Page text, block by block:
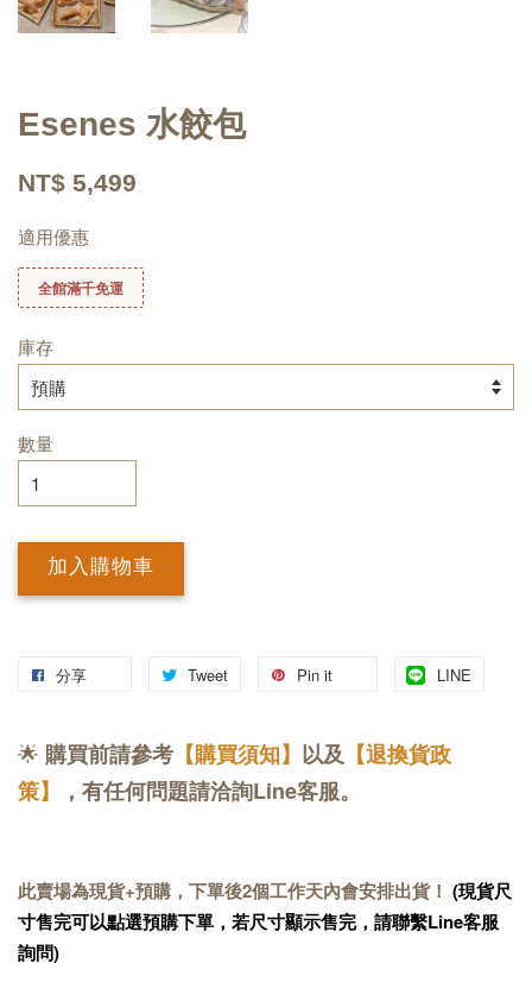
Esenes 水餃包
NT$ 5,499
適用優惠
全館滿千免運
庫存
數量
加入購物車
分享 Tweet Pin it LINE
🌟 購買前請參考 【購買須知】 以及 【退換貨政
策】
，有任何問題請洽詢Line客服。
此賣場為現貨+預購，下單後2個工作天內會安排出貨！ (現貨尺
寸售完可以點選預購下單，若尺寸顯示售完，請聯繫Line客服
詢問)